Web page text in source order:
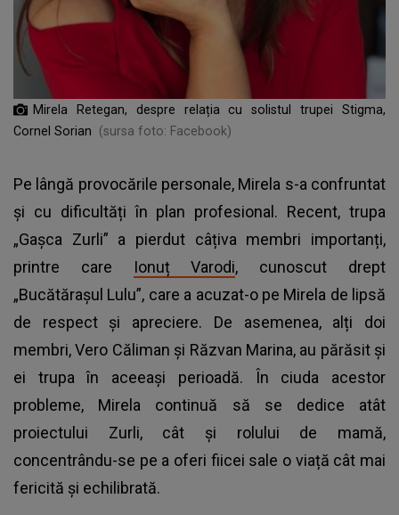
Mirela Retegan, despre relația cu solistul trupei Stigma,
Cornel Sorian
(sursa foto: Facebook)
Pe lângă provocările personale, Mirela s-a confruntat
și cu dificultăți în plan profesional. Recent, trupa
„Gașca Zurli” a pierdut câțiva membri importanți,
printre care
Ionuț Varodi, cunoscut drept
„Bucătărașul Lulu”, care a acuzat-o pe Mirela de lipsă
de respect și apreciere. De asemenea, alți doi
membri, Vero Căliman și Răzvan Marina, au părăsit și
ei trupa în aceeași perioadă. În ciuda acestor
probleme, Mirela continuă să se dedice atât
proiectului Zurli, cât și rolului de mamă,
concentrându-se pe a oferi fiicei sale o viață cât mai
fericită și echilibrată.